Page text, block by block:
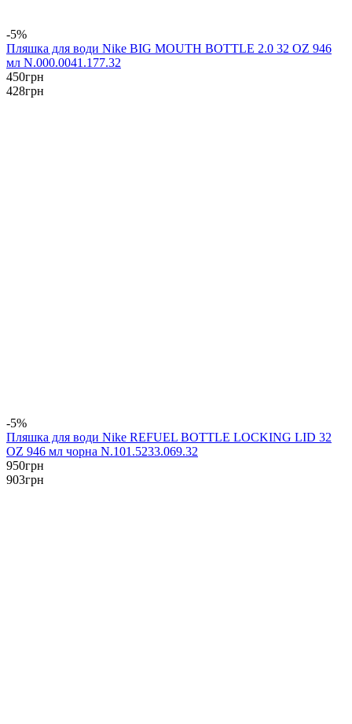
-5%
Пляшка для води Nike BIG MOUTH BOTTLE 2.0 32 OZ 946
мл N.000.0041.177.32
450грн
428грн
-5%
Пляшка для води Nike REFUEL BOTTLE LOCKING LID 32
OZ 946 мл чорна N.101.5233.069.32
950грн
903грн